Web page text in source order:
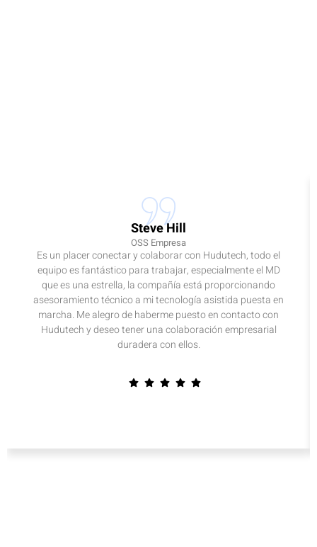
Steve Hill
OSS Empresa
Es un placer conectar y colaborar con Hudutech, todo el
equipo es fantástico para trabajar, especialmente el MD
que es una estrella, la compañía está proporcionando
asesoramiento técnico a mi tecnología asistida puesta en
marcha. Me alegro de haberme puesto en contacto con
Hudutech y deseo tener una colaboración empresarial
duradera con ellos.